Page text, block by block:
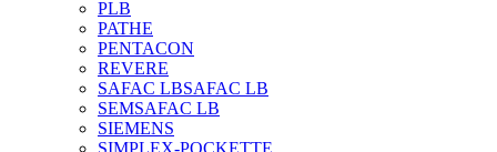
PLB
PATHE
PENTACON
REVERE
SAFAC LBSAFAC LB
SEMSAFAC LB
SIEMENS
SIMPLEX-POCKETTE